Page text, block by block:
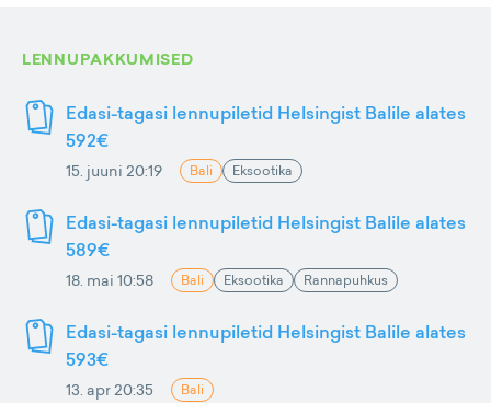
LENNUPAKKUMISED
Edasi-tagasi lennupiletid Helsingist Balile alates
592€
15. juuni 20:19 Bali Eksootika
Edasi-tagasi lennupiletid Helsingist Balile alates
589€
18. mai 10:58 Bali Eksootika Rannapuhkus
Edasi-tagasi lennupiletid Helsingist Balile alates
593€
13. apr 20:35 Bali